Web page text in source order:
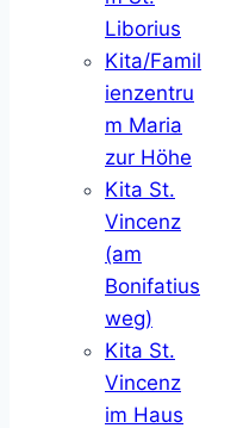
Liborius
Kita/Famil
ienzentru
m Maria
zur Höhe
Kita St.
Vincenz
(am
Bonifatius
weg)
Kita St.
Vincenz
im Haus